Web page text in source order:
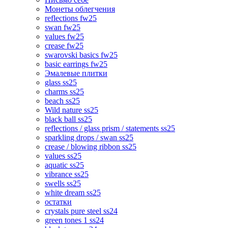
Монеты облегчения
reflections fw25
swan fw25
values fw25
crease fw25
swarovski basics fw25
basic earrings fw25
Эмалевые плитки
glass ss25
charms ss25
beach ss25
Wild nature ss25
black ball ss25
reflections / glass prism / statements ss25
sparkling drops / swan ss25
crease / blowing ribbon ss25
values ss25
aquatic ss25
vibrance ss25
swells ss25
white dream ss25
остатки
crystals pure steel ss24
green tones 1 ss24